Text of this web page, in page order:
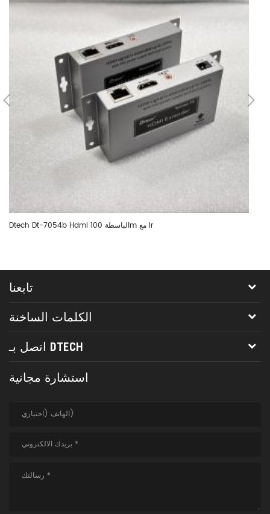
Dtech Dt-7054b Hdmi الباسطة 100m مع Ir
تابعنا
الكلمات الساخنة
اتصل بـ DTECH
استشارة مجانية